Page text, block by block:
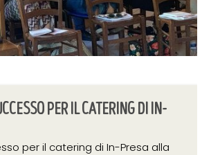
PER IL CATERING DI IN-
per il catering di In-Presa alla